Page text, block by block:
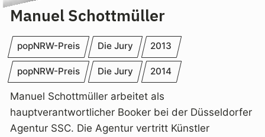
Manuel Schottmüller
popNRW-Preis Die Jury 2013
popNRW-Preis Die Jury 2014
Manuel Schottmüller arbeitet als
hauptverantwortlicher Booker bei der Düsseldorfer
Agentur SSC. Die Agentur vertritt Künstler